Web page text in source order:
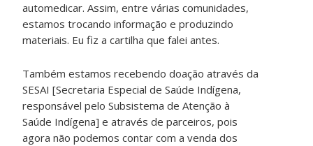
automedicar. Assim, entre várias comunidades,
estamos trocando informação e produzindo
materiais. Eu fiz a cartilha que falei antes.
Também estamos recebendo doação através da
SESAI [Secretaria Especial de Saúde Indígena,
responsável pelo Subsistema de Atenção à
Saúde Indígena] e através de parceiros, pois
agora não podemos contar com a venda dos